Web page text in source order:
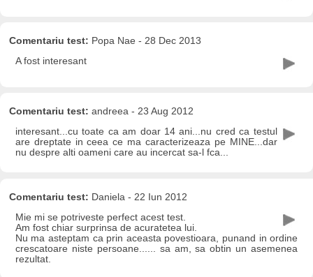
Comentariu test: Popa Nae - 28 Dec 2013
A fost interesant
Comentariu test: andreea - 23 Aug 2012
interesant...cu toate ca am doar 14 ani...nu cred ca testul
are dreptate in ceea ce ma caracterizeaza pe MINE...dar
nu despre alti oameni care au incercat sa-l fca...
Comentariu test: Daniela - 22 Iun 2012
Mie mi se potriveste perfect acest test.
Am fost chiar surprinsa de acuratetea lui.
Nu ma asteptam ca prin aceasta povestioara, punand in ordine
crescatoare niste persoane...... sa am, sa obtin un asemenea
rezultat.